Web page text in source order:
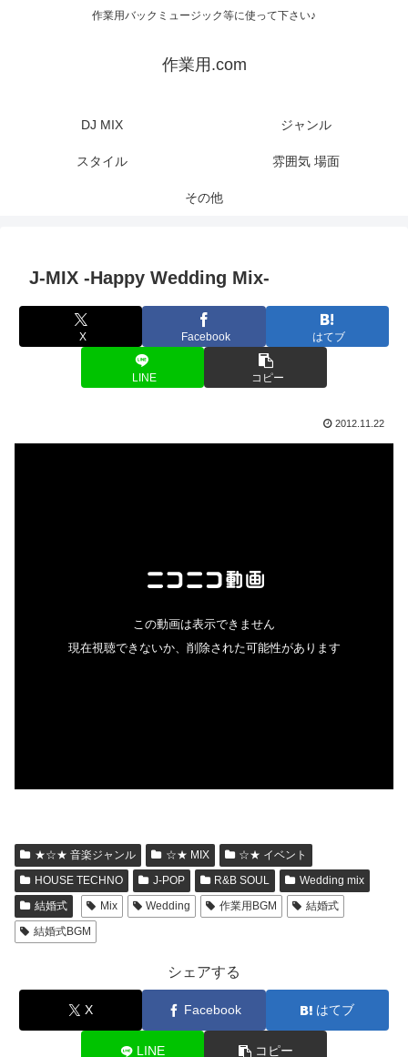
作業用バックミュージック等に使って下さい♪
作業用.com
DJ MIX ジャンル
スタイル 雰囲気 場面
その他
J-MIX -Happy Wedding Mix-
X Facebook はてブ
LINE コピー
2012.11.22
★☆★ 音楽ジャンル ☆★ MIX
☆★ イベント
HOUSE TECHNO
J-POP R&B SOUL
Wedding mix
結婚式
Mix Wedding 作業用BGM
結婚式
結婚式BGM
シェアする
X Facebook はてブ
LINE コピー